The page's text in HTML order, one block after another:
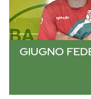
GIUGNO